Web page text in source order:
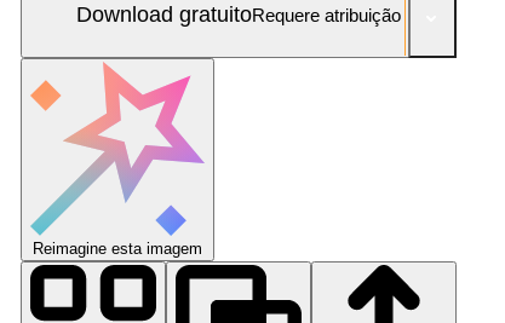
Download gratuitoRequere atribuição
Reimagine esta imagem